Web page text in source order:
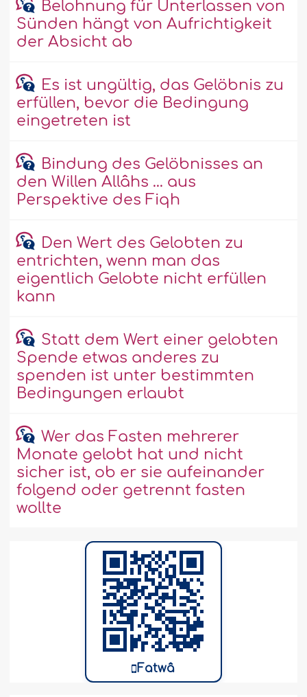
Belohnung für Unterlassen von
Sünden hängt von Aufrichtigkeit
der Absicht ab
Es ist ungültig, das Gelöbnis zu
erfüllen, bevor die Bedingung
eingetreten ist
Bindung des Gelöbnisses an
den Willen Allâhs ... aus
Perspektive des Fiqh
Den Wert des Gelobten zu
entrichten, wenn man das
eigentlich Gelobte nicht erfüllen
kann
Statt dem Wert einer gelobten
Spende etwas anderes zu
spenden ist unter bestimmten
Bedingungen erlaubt
Wer das Fasten mehrerer
Monate gelobt hat und nicht
sicher ist, ob er sie aufeinander
folgend oder getrennt fasten
wollte
Fatwâ